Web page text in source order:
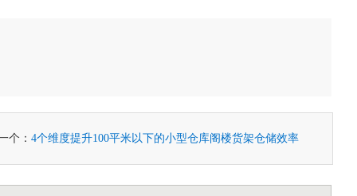
个： 4个维度提升100平米以下的小型仓库阁楼货架仓储效率